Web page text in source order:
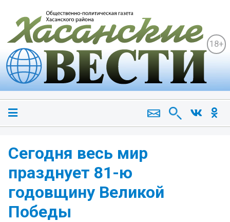
18+
Сегодня весь мир
празднует 81-ю
годовщину Великой
Победы